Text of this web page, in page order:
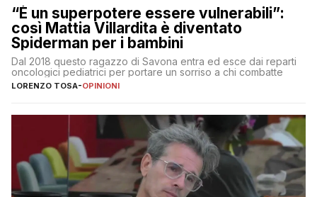
“È un superpotere essere vulnerabili”:
così Mattia Villardita è diventato
Spiderman per i bambini
Dal 2018 questo ragazzo di Savona entra ed esce dai reparti
oncologici pediatrici per portare un sorriso a chi combatte
LORENZO TOSA-OPINIONI